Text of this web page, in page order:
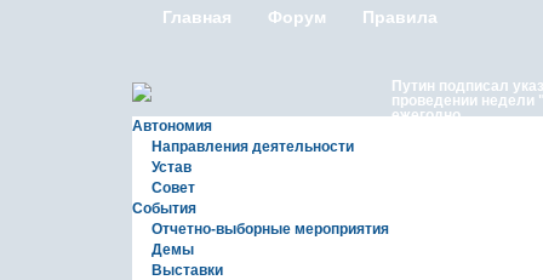
Главная Форум Правила
Автономия
Направления деятельности
Устав
Совет
События
Отчетно-выборные мероприятия
Демы
Выставки
Путин подписал
проведении недели
ежегодно